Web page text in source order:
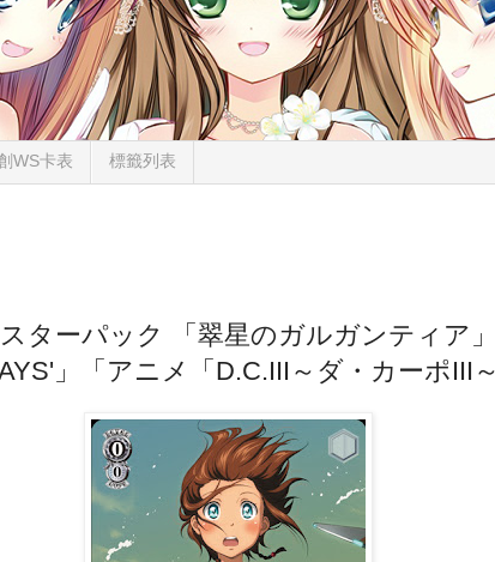
WS卡表 標籤列表
ターパック 「翠星のガルガンティア
」「アニメ「D.C.III～ダ・カーポIII～